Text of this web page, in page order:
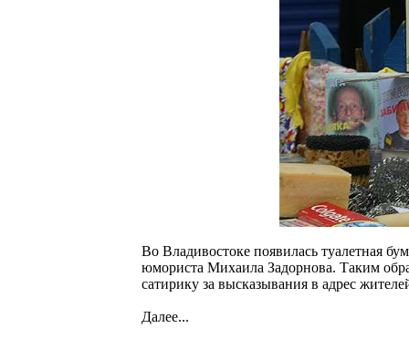
Во Владивостоке появилась туалетная
юмориста Михаила Задорнова. Таким
сатирику за высказывания в адрес
Далее...